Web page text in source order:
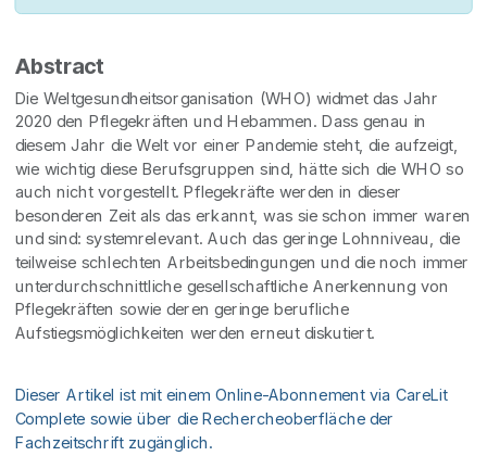
Abstract
Die Weltgesundheitsorganisation (WHO) widmet das Jahr
2020 den Pflegekräften und Hebammen. Dass genau in
diesem Jahr die Welt vor einer Pandemie steht, die aufzeigt,
wie wichtig diese Berufsgruppen sind, hätte sich die WHO so
auch nicht vorgestellt. Pflegekräfte werden in dieser
besonderen Zeit als das erkannt, was sie schon immer waren
und sind: systemrelevant. Auch das geringe Lohnniveau, die
teilweise schlechten Arbeitsbedingungen und die noch immer
unterdurchschnittliche gesellschaftliche Anerkennung von
Pflegekräften sowie deren geringe berufliche
Aufstiegsmöglichkeiten werden erneut diskutiert.
Dieser Artikel ist mit einem Online-Abonnement via CareLit
Complete sowie über die Rechercheoberfläche der
Fachzeitschrift zugänglich.